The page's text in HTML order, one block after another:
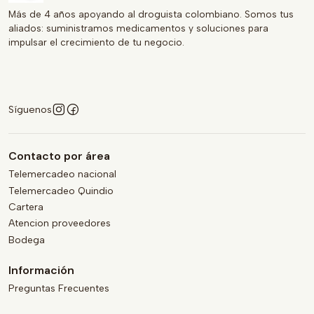
Más de 4 años apoyando al droguista colombiano. Somos tus
aliados: suministramos medicamentos y soluciones para
impulsar el crecimiento de tu negocio.
Síguenos
Contacto por área
Telemercadeo nacional
Telemercadeo Quindio
Cartera
Atencion proveedores
Bodega
Información
Preguntas Frecuentes